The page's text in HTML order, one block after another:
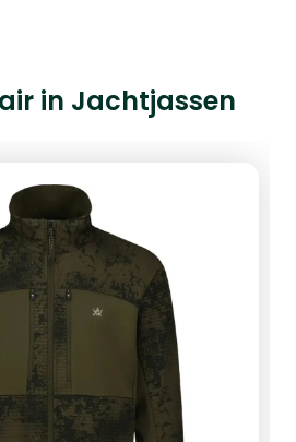
in Jachtjassen